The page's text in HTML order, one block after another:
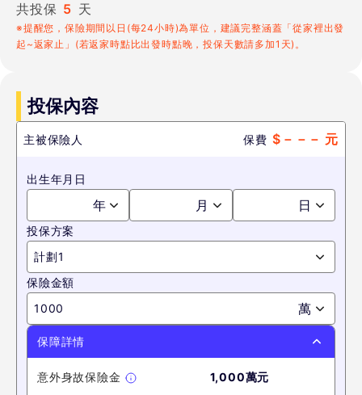
共投保 5 天
※提醒您，保險期間以日(每24小時)為單位，建議完整涵蓋「從家裡出發
起~返家止」(若返家時點比出發時點晚，投保天數請多加1天)。
投保內容
主被保險人 保費 $ －－－ 元
出生年月日
年 月 日
投保方案
計劃1
保險金額
1000
萬
保障詳情
意外身故保險金 1,000萬元